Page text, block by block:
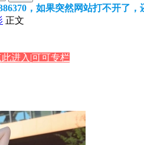
，如果突然网站打不开了
正文
进入|可可专栏